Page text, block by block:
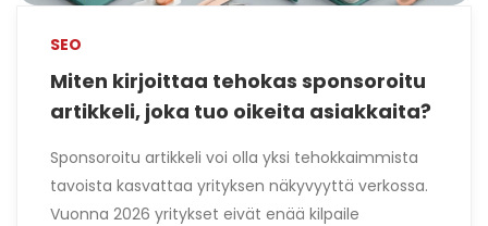
SEO
Miten kirjoittaa tehokas sponsoroitu
artikkeli, joka tuo oikeita asiakkaita?
Sponsoroitu artikkeli voi olla yksi tehokkaimmista
tavoista kasvattaa yrityksen näkyvyyttä verkossa.
Vuonna 2026 yritykset eivät enää kilpaile